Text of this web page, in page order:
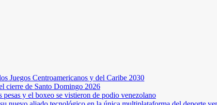
Juegos Centroamericanos y del Caribe 2030
cierre de Santo Domingo 2026
y el boxeo se vistieron de podio venezolano